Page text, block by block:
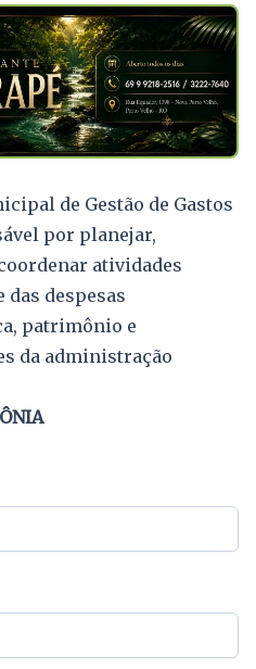
de Gestão de Gastos
por planejar,
atividades
das despesas
patrimônio e
da administração